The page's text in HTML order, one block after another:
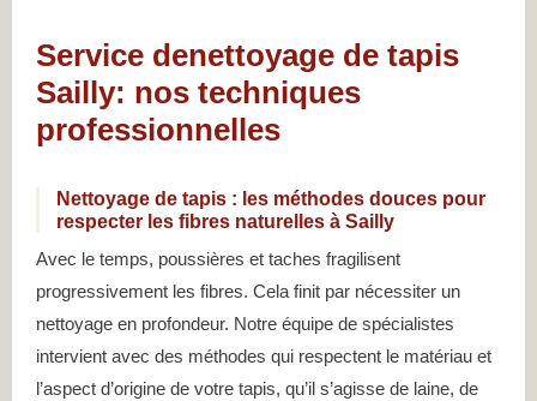
Service denettoyage de tapis
Sailly: nos techniques
professionnelles
Nettoyage de tapis : les méthodes douces pour
respecter les fibres naturelles à Sailly
Avec le temps, poussières et taches fragilisent
progressivement les fibres. Cela finit par nécessiter un
nettoyage en profondeur. Notre équipe de spécialistes
intervient avec des méthodes qui respectent le matériau et
l’aspect d’origine de votre tapis, qu’il s’agisse de laine, de